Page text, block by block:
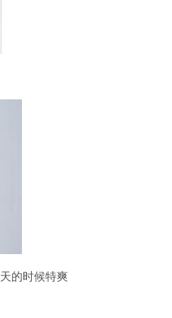
的时候特爽